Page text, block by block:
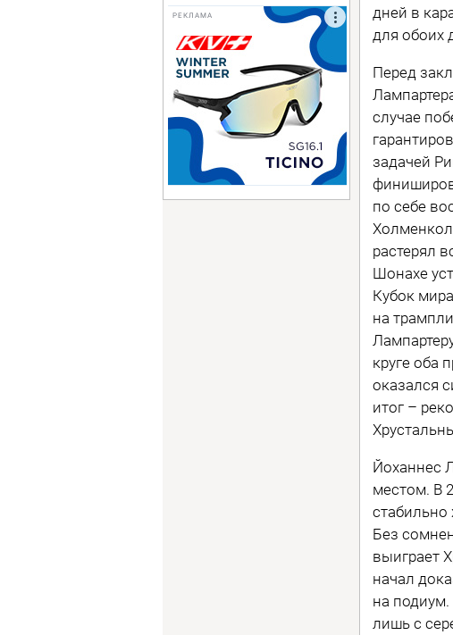
РЕКЛАМА
дней в
для обоих
Перед
случае
задачей
по себе
растерял
Шонахе
Кубок
на
круге оба
оказался
итог –
Йоханнес
местом. В
стабильно
Без
выиграет
начал
на подиум.
лишь с